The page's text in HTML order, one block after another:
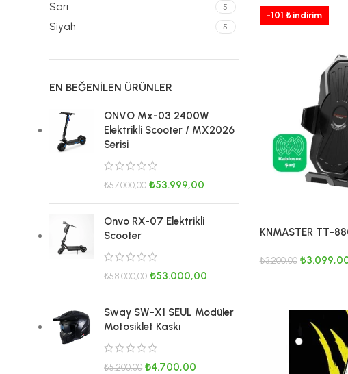
Sarı 5
Siyah 5
EN BEĞENILEN ÜRÜNLER
ONVO Mx-03 2400W
Elektrikli Scooter / MX2026
Serisi
₺57.000,00 ₺53.999,00
Onvo RX-07 Elektrikli
Scooter
₺58.000,00 ₺53.000,00
Sway SW-X1 SEUL Modüler
Motosiklet Kaskı
₺5.200,00 ₺4.700,00
-101 ₺ indirim
KNMASTER TT-
₺3.200,00 ₺